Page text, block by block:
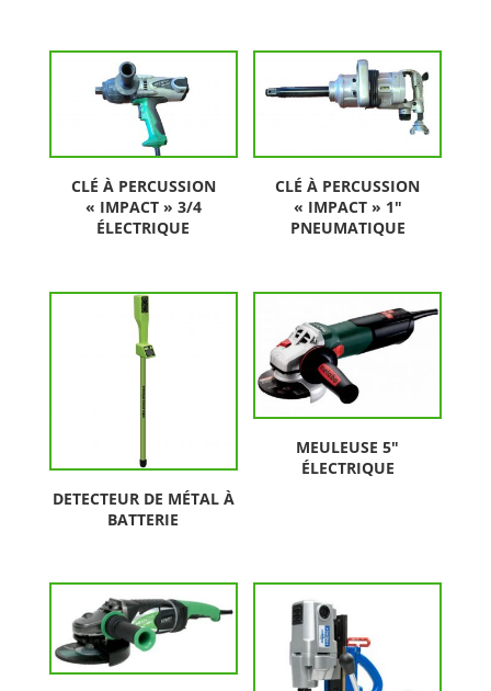
CLÉ À PERCUSSION
« IMPACT » 3/4
ÉLECTRIQUE
CLÉ À PERCUSSION
« IMPACT » 1″
PNEUMATIQUE
DETECTEUR DE MÉTAL À
BATTERIE
MEULEUSE 5″
ÉLECTRIQUE